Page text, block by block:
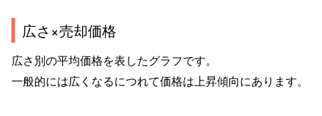
広さ×売却価格
広さ別の平均価格を表したグラフです。
一般的には広くなるにつれて価格は上昇傾向にあります。